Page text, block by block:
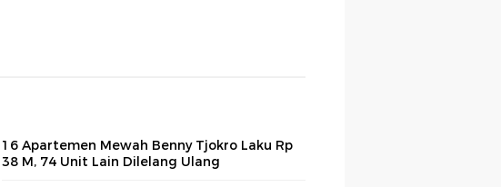
16 Apartemen Mewah Benny Tjokro Laku Rp
38 M, 74 Unit Lain Dilelang Ulang